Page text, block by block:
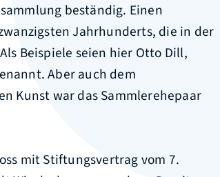
beständig. Einen
Jahrhunderts, die in der
Beispiele seien hier Otto Dill,
Aber auch dem
Kunst war das Sammlerehepaar
mit Stiftungsvertrag vom 7.